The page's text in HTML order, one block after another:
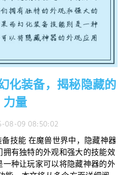
化装备，揭秘隐藏的
力量
08-09 08:50:02
技能 在魔兽世界中，隐藏神器
有独特的外观和强大的技能效
种让玩家可以将隐藏神器的外